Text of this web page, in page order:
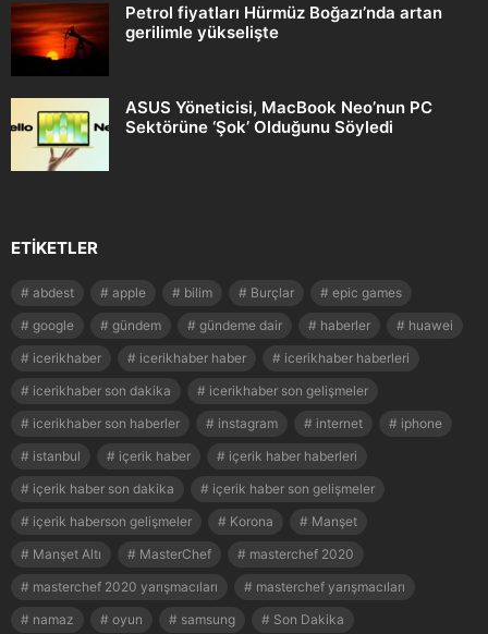
Petrol fiyatları Hürmüz Boğazı’nda artan
gerilimle yükselişte
ASUS Yöneticisi, MacBook Neo’nun PC
Sektörüne ‘Şok’ Olduğunu Söyledi
ETIKETLER
abdest apple bilim Burçlar
epic games
google
gündem gündeme dair haberler
huawei
icerikhaber
icerikhaber haber
icerikhaber haberleri
icerikhaber son dakika
icerikhaber son gelişmeler
icerikhaber son haberler
instagram internet
iphone
istanbul
içerik haber
içerik haber haberleri
içerik haber son dakika
içerik haber son gelişmeler
içerik haberson gelişmeler
Korona
Manşet
Manşet Altı
MasterChef
masterchef 2020
masterchef 2020 yarışmacıları
masterchef yarışmacıları
namaz
oyun samsung Son Dakika